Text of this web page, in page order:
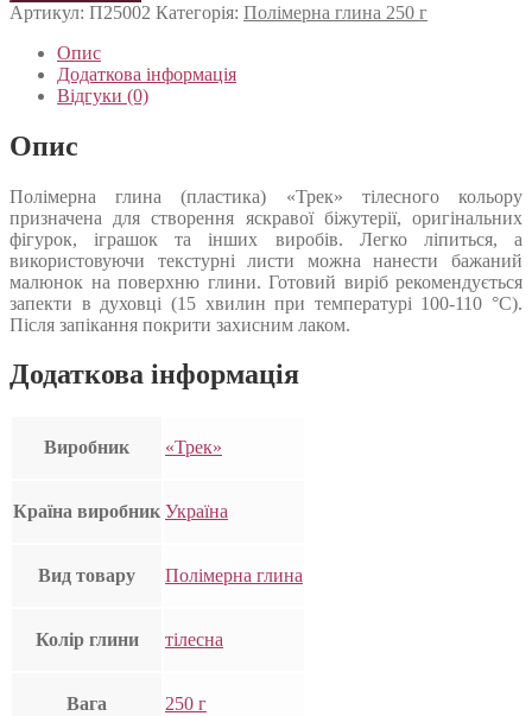
Артикул: П25002 Категорія: Полімерна глина 250 г
Опис
Додаткова інформація
Відгуки (0)
Опис
Полімерна глина (пластика) «Трек» тілесного кольору
призначена для створення яскравої біжутерії, оригінальних
фігурок, іграшок та інших виробів. Легко ліпиться, а
використовуючи текстурні листи можна нанести бажаний
малюнок на поверхню глини. Готовий виріб рекомендується
запекти в духовці (15 хвилин при температурі 100-110 °С).
Після запікання покрити захисним лаком.
Додаткова інформація
Виробник «Трек»
Країна виробник Україна
Вид товару Полімерна глина
Колір глини тілесна
Вага 250 г